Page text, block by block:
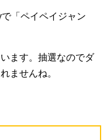
「ペイペイジャン
ます。抽選なのでダ
ませんね。